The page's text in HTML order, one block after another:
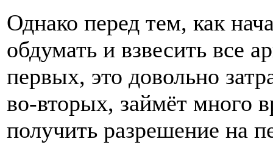
Однако перед тем, как
обдумать и взвесить все
первых, это довольно
во-вторых, займёт много
получить разрешение на